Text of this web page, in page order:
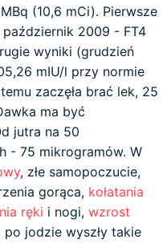
(10,6 mCi). Pierwsze
2009 - FT4
wyniki (grudzień
mIU/l przy normie
zaczęła brać lek, 25
ma być
jutra na 50
- 75 mikrogramów. W
, złe samopoczucie,
gorąca, kołatania
ręki i nogi, wzrost
jodzie wyszły takie